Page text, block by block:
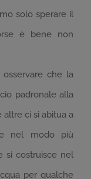
solo sperare il
è bene non
che la
padronale alla
ci si abitua a
nel modo più
si costruisce nel
per qualche